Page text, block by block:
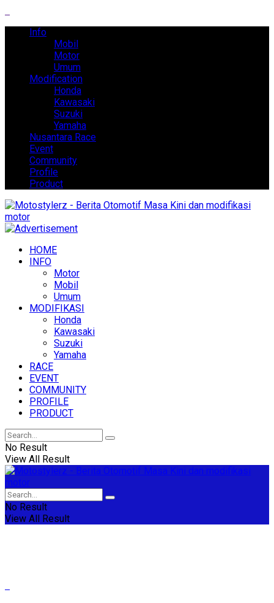
Info
Mobil
Motor
Umum
Modification
Honda
Kawasaki
Suzuki
Yamaha
Nusantara Race
Event
Community
Profile
Product
HOME
INFO
Motor
Mobil
Umum
MODIFIKASI
Honda
Kawasaki
Suzuki
Yamaha
RACE
EVENT
COMMUNITY
PROFILE
PRODUCT
No Result
View All Result
No Result
View All Result